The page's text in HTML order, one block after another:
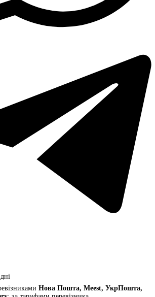
Нова Пошта, Meest, УкрПошта,